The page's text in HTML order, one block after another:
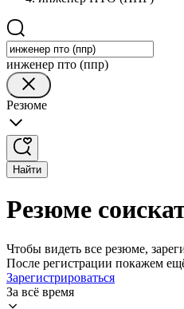
инженер пто (ппр)
Резюме
Найти
Резюме
Чтобы видеть все резюме,
После регистрации покажем
Зарегистрироваться
За всё время